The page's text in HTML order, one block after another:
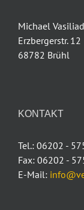
Michael
Erzbergerstr. 12
68782 Brühl
KONTAKT
Tel.: 06202 -
Fax: 06202 -
E-Mail: